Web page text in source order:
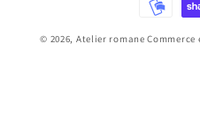
© 2026, Atelier romane